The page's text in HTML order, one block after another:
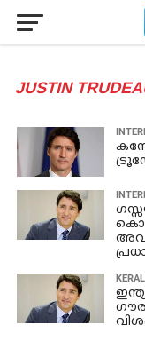
JUSTIN